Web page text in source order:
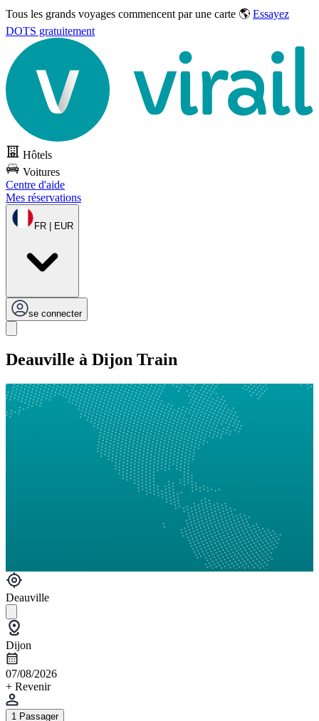
Tous les grands voyages commencent par une carte 🌎 Essayez
DOTS gratuitement
Hôtels
Voitures
Centre d'aide
Mes réservations
FR | EUR
se connecter
Deauville à Dijon Train
Deauville
Dijon
07/08/2026
+ Revenir
1 Passager